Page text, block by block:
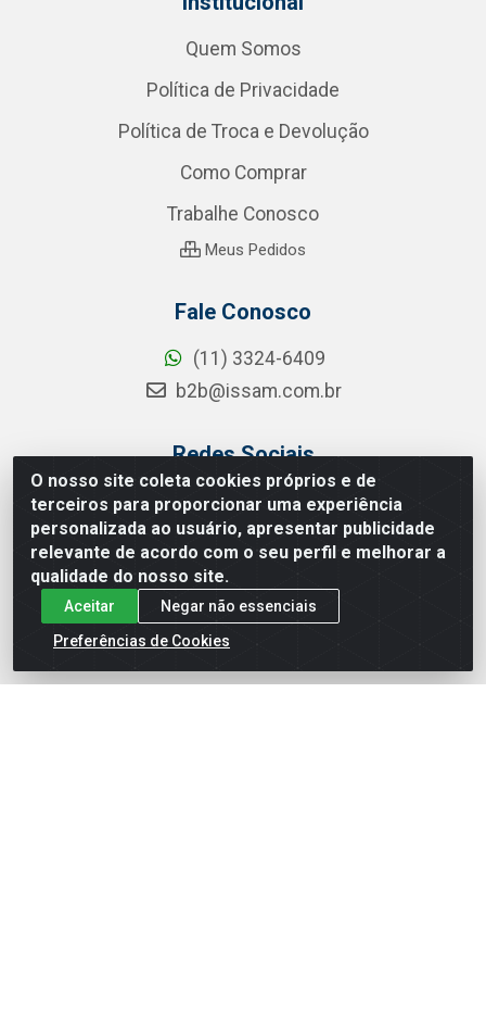
O nosso site coleta cookies próprios e de
terceiros para proporcionar uma experiência
personalizada ao usuário, apresentar publicidade
relevante de acordo com o seu perfil e melhorar a
qualidade do nosso site.
Aceitar
Negar não essenciais
Preferências de Cookies
Quem Somos
Política de Privacidade
Política de Troca e Devolução
Como Comprar
Trabalhe Conosco
Meus Pedidos
Fale Conosco
(11) 3324-6409
b2b@issam.com.br
Redes Sociais
Instagram
Facebook
TikTok
Baixe já nosso APP